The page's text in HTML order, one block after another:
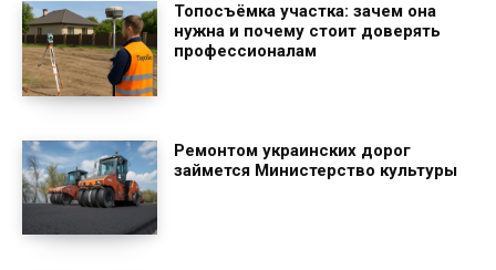
Топосъёмка участка: зачем она
нужна и почему стоит доверять
профессионалам
Ремонтом украинских дорог
займется Министерство культуры